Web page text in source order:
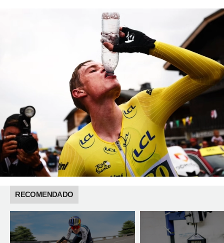
RECOMENDADO